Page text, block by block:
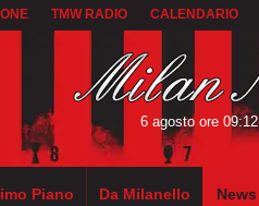
TMW RADIO CALENDARIO
6 agosto ore 09:12
Piano Da Milanello News